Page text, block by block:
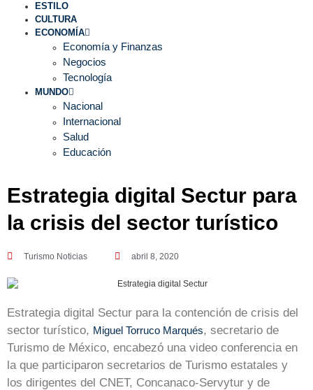
ESTILO
CULTURA
ECONOMÍA
Economía y Finanzas
Negocios
Tecnología
MUNDO
Nacional
Internacional
Salud
Educación
Estrategia digital Sectur para
la crisis del sector turístico
Turismo Noticias abril 8, 2020
Estrategia digital Sectur para la contención de crisis del
sector turístico, Miguel Torruco Marqués, secretario de
Turismo de México, encabezó una video conferencia en
la que participaron secretarios de Turismo estatales y
los dirigentes del CNET, Concanaco-Servytur y de